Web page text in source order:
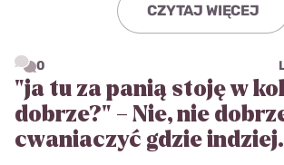
CZYTAJ WIĘCEJ
0
"ja tu za panią stoję w
dobrze?" – Nie, nie
cwaniaczyć gdzie indziej.